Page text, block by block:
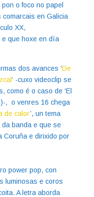
o foco no papel
en Galicia
XX,
que hoxe en día
dos avances ‘De
‘ -cuxo videoclip se
como é o caso de ‘El
, o venres 16 chega
de calor’, un tema
banda e que se
Coruña e dirixido por
power pop, con
luminosas e coros
A letra aborda